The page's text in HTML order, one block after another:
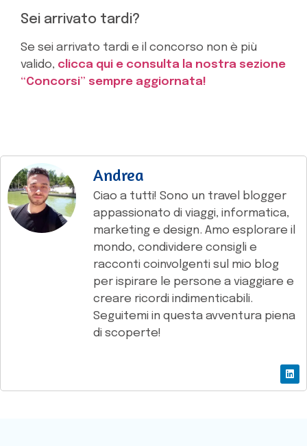
Sei arrivato tardi?
Se sei arrivato tardi e il concorso non è più
valido, clicca qui e consulta la nostra sezione
“Concorsi” sempre aggiornata!
Andrea
Ciao a tutti! Sono un travel blogger
appassionato di viaggi, informatica,
marketing e design. Amo esplorare il
mondo, condividere consigli e
racconti coinvolgenti sul mio blog
per ispirare le persone a viaggiare e
creare ricordi indimenticabili.
Seguitemi in questa avventura piena
di scoperte!